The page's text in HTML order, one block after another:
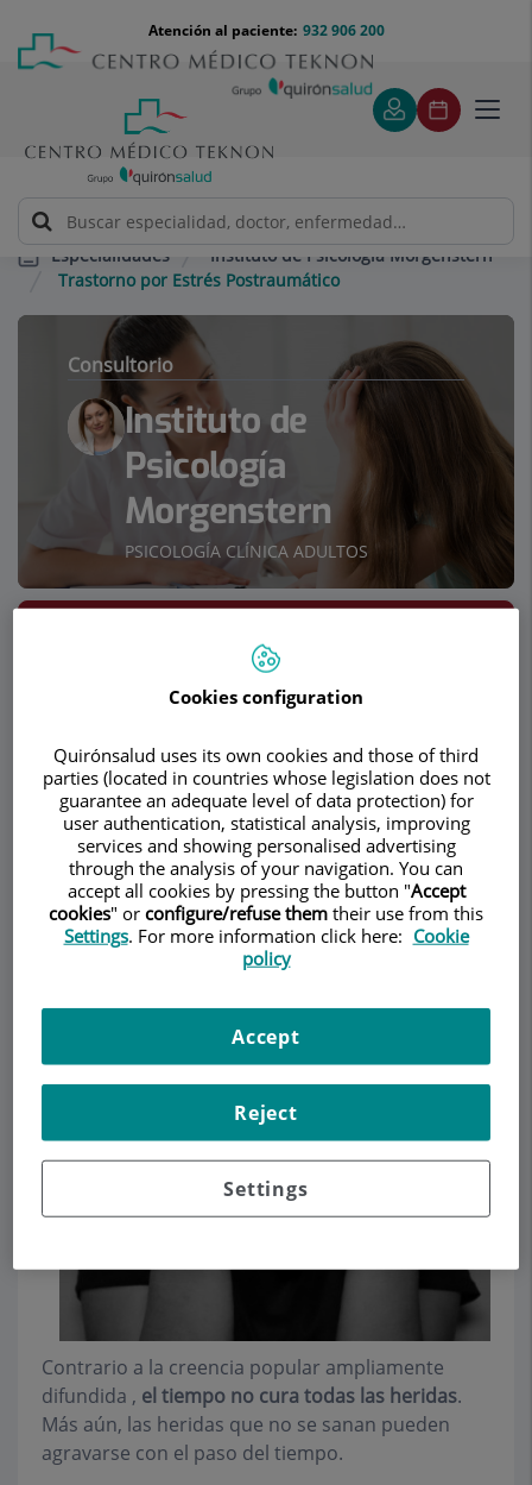
contenido
Menú
teléfono
cabecera
932 906 200
Atención al paciente:
Especialidades
Instituto de Psicología Morgenstern
Trastorno por Estrés Postraumático
Consultorio
Instituto de
Psicología
Morgenstern
PSICOLOGÍA CLÍNICA ADULTOS
ServiciosEquipoContactoDatos de interés
Trastorno por Estrés
Postraumático
Contrario a la creencia popular ampliamente
difundida , el tiempo no cura todas las heridas.
Más aún, las heridas que no se sanan pueden
agravarse con el paso del tiempo.
Cookies configuration
Quirónsalud uses its own cookies and those of third
parties (located in countries whose legislation does not
guarantee an adequate level of data protection) for
user authentication, statistical analysis, improving
services and showing personalised advertising
through the analysis of your navigation. You can
accept all cookies by pressing the button "Accept
cookies" or configure/refuse them their use from this
Settings. For more information click here: Cookie
policy
Settings
Reject
Accept